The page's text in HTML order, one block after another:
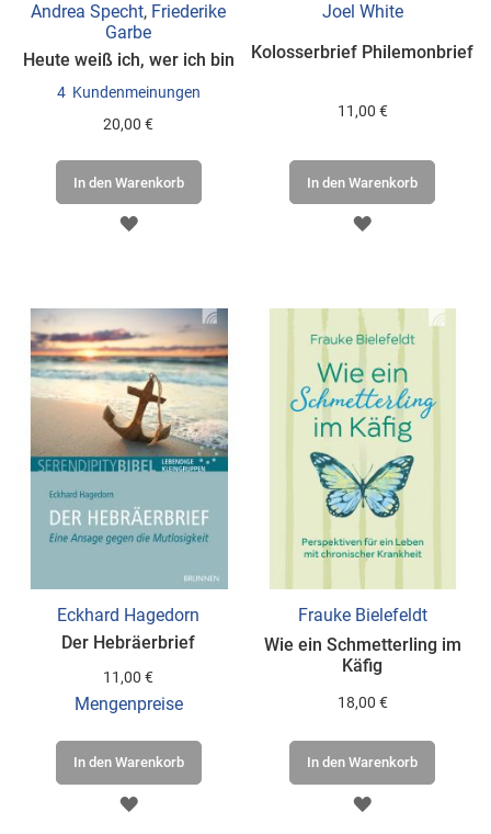
Andrea Specht, Friederike
Garbe
Heute weiß ich, wer ich bin
4 Kundenmeinungen
20,00 €
In den Warenkorb
ZUR
Joel White
Kolosserbrief Philemonbrief
11,00 €
In den Warenkorb
ZUR
Eckhard Hagedorn
Der Hebräerbrief
11,00 €
Mengenpreise
In den Warenkorb
ZUR
Frauke Bielefeldt
Wie ein Schmetterling im
Käfig
18,00 €
In den Warenkorb
ZUR